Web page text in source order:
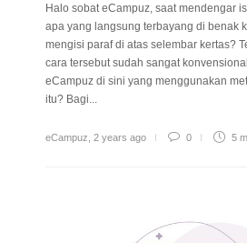
Halo sobat eCampuz, saat mendengar
apa yang langsung terbayang di benak
mengisi paraf di atas selembar kertas?
cara tersebut sudah sangat
eCampuz di sini yang menggunakan
itu? Bagi...
eCampuz 2 years ago 0 5